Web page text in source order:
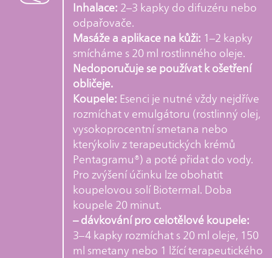
Inhalace: 2–3 kapky do difuzéru nebo
odpařovače.
Masáže a aplikace na kůži: 1–2 kapky
smícháme s 20 ml rostlinného oleje.
Nedoporučuje se používat k ošetření
obličeje.
Koupele: Esenci je nutné vždy nejdříve
rozmíchat v emulgátoru (rostlinný olej,
vysokoprocentní smetana nebo
kterýkoliv z terapeutických krémů
Pentagramu®) a poté přidat do vody.
Pro zvýšení účinku lze obohatit
koupelovou solí Biotermal. Doba
koupele 20 minut.
– dávkování pro celotělové koupele:
3–4 kapky rozmíchat s 20 ml oleje, 150
ml smetany nebo 1 lžící terapeutického